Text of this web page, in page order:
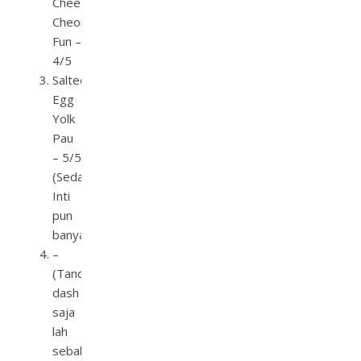
Cheong
Fun –
4/5
Salted
Egg
Yolk
Pau
– 5/5
(Sedap.
Inti
pun
banyak.)
–
(Tanda
dash
saja
lah
sebab